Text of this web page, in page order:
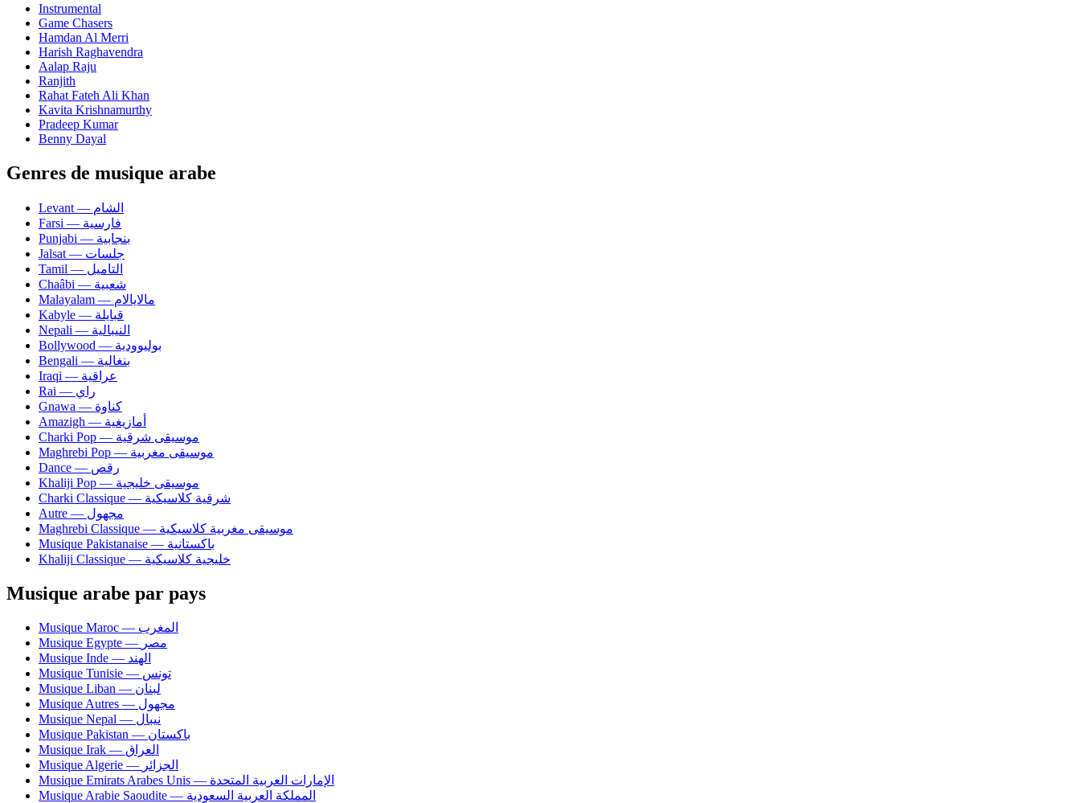
Instrumental
Game Chasers
Hamdan Al Merri
Harish Raghavendra
Aalap Raju
Ranjith
Rahat Fateh Ali Khan
Kavita Krishnamurthy
Pradeep Kumar
Benny Dayal
Genres de musique arabe
Levant — الشام
Farsi — فارسية
Punjabi — بنجابية
Jalsat — جلسات
Tamil — التاميل
Chaâbi — شعبية
Malayalam — مالايالام
Kabyle — قبايلة
Nepali — النيبالية
Bollywood — بوليوودية
Bengali — بنغالية
Iraqi — عراقية
Rai — راي
Gnawa — كناوة
Amazigh — أمازيغية
Charki Pop — موسيقى شرقية
Maghrebi Pop — موسيقى مغربية
Dance — رقص
Khaliji Pop — موسيقى خليجية
Charki Classique — شرقية كلاسيكية
Autre — مجهول
Maghrebi Classique — موسيقى مغربية كلاسيكية
Musique Pakistanaise — باكستانية
Khaliji Classique — خليجية كلاسيكية
Musique arabe par pays
Musique Maroc — المغرب
Musique Egypte — مصر
Musique Inde — الهند
Musique Tunisie — تونس
Musique Liban — لبنان
Musique Autres — مجهول
Musique Nepal — نيبال
Musique Pakistan — باكستان
Musique Irak — العراق
Musique Algerie — الجزائر
Musique Emirats Arabes Unis — الإمارات العربية المتحدة
Musique Arabie Saoudite — المملكة العربية السعودية